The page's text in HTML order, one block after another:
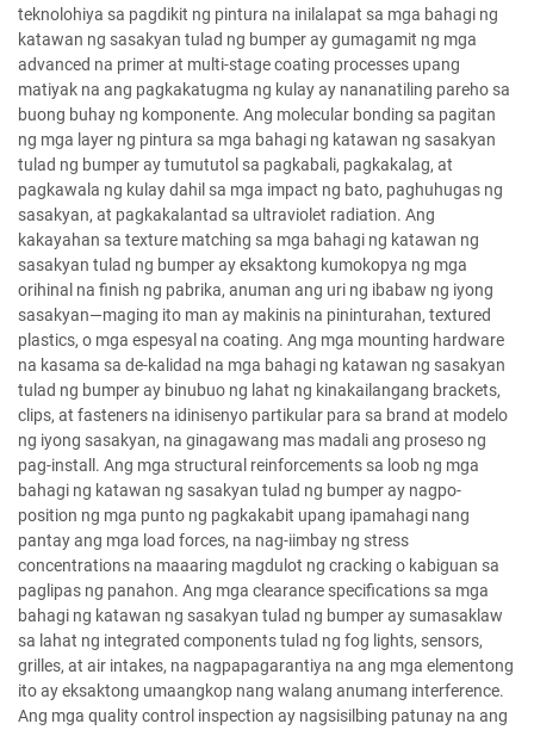
teknolohiya sa pagdikit ng pintura na inilalapat sa mga bahagi ng
katawan ng sasakyan tulad ng bumper ay gumagamit ng mga
advanced na primer at multi-stage coating processes upang
matiyak na ang pagkakatugma ng kulay ay nananatiling pareho sa
buong buhay ng komponente. Ang molecular bonding sa pagitan
ng mga layer ng pintura sa mga bahagi ng katawan ng sasakyan
tulad ng bumper ay tumututol sa pagkabali, pagkakalag, at
pagkawala ng kulay dahil sa mga impact ng bato, paghuhugas ng
sasakyan, at pagkakalantad sa ultraviolet radiation. Ang
kakayahan sa texture matching sa mga bahagi ng katawan ng
sasakyan tulad ng bumper ay eksaktong kumokopya ng mga
orihinal na finish ng pabrika, anuman ang uri ng ibabaw ng iyong
sasakyan—maging ito man ay makinis na pininturahan, textured
plastics, o mga espesyal na coating. Ang mga mounting hardware
na kasama sa de-kalidad na mga bahagi ng katawan ng sasakyan
tulad ng bumper ay binubuo ng lahat ng kinakailangang brackets,
clips, at fasteners na idinisenyo partikular para sa brand at modelo
ng iyong sasakyan, na ginagawang mas madali ang proseso ng
pag-install. Ang mga structural reinforcements sa loob ng mga
bahagi ng katawan ng sasakyan tulad ng bumper ay nagpo-
position ng mga punto ng pagkakabit upang ipamahagi nang
pantay ang mga load forces, na nag-iimbay ng stress
concentrations na maaaring magdulot ng cracking o kabiguan sa
paglipas ng panahon. Ang mga clearance specifications sa mga
bahagi ng katawan ng sasakyan tulad ng bumper ay sumasaklaw
sa lahat ng integrated components tulad ng fog lights, sensors,
grilles, at air intakes, na nagpapagarantiya na ang mga elementong
ito ay eksaktong umaangkop nang walang anumang interference.
Ang mga quality control inspection ay nagsisilbing patunay na ang